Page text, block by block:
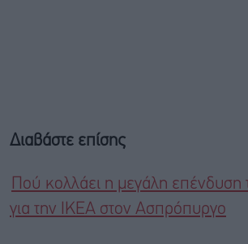
Διαβάστε επίσης
Πού κολλάει η μεγάλη
για την ΙΚΕΑ στον Ασπρόπυργο